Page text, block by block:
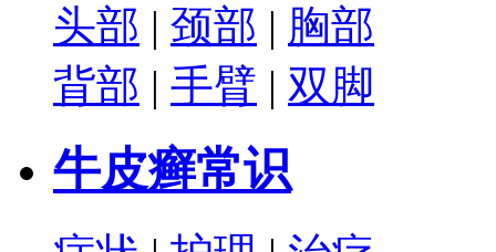
头部 | 颈部 | 胸部
背部 | 手臂 | 双脚
牛皮癣常识